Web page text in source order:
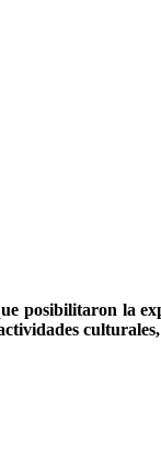
posibilitaron la
actividades